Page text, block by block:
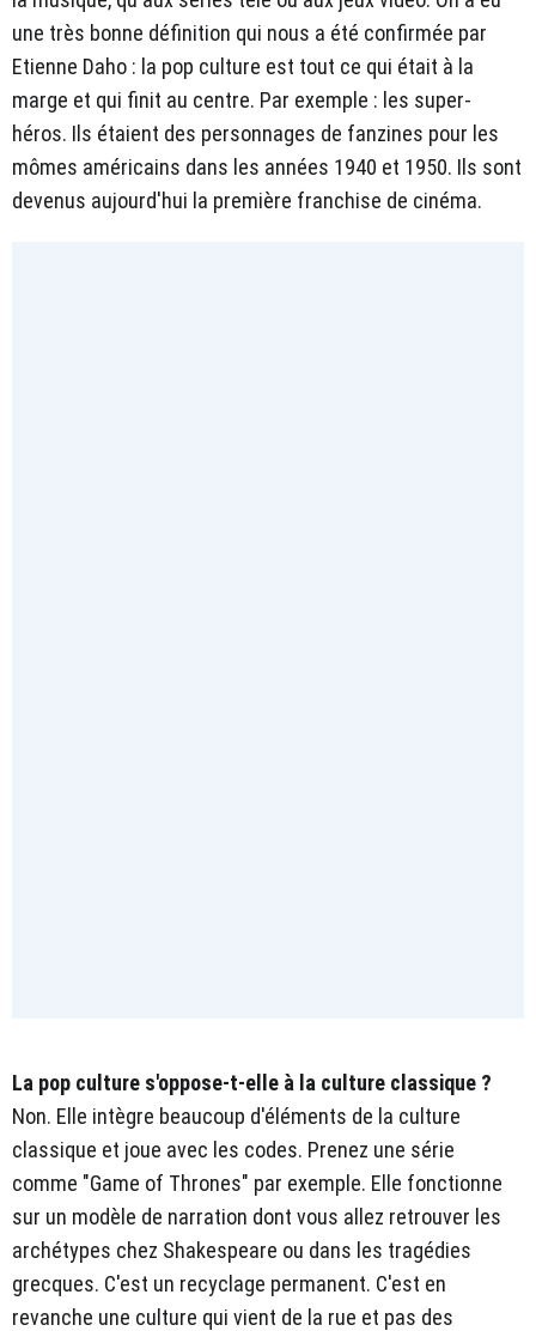
une très bonne définition qui nous a été confirmée par
Etienne Daho : la pop culture est tout ce qui était à la
marge et qui finit au centre. Par exemple : les super-
héros. Ils étaient des personnages de fanzines pour les
mômes américains dans les années 1940 et 1950. Ils sont
devenus aujourd'hui la première franchise de cinéma.
La pop culture s'oppose-t-elle à la culture classique ?
Non. Elle intègre beaucoup d'éléments de la culture
classique et joue avec les codes. Prenez une série
comme "Game of Thrones" par exemple. Elle fonctionne
sur un modèle de narration dont vous allez retrouver les
archétypes chez Shakespeare ou dans les tragédies
grecques. C'est un recyclage permanent. C'est en
revanche une culture qui vient de la rue et pas des